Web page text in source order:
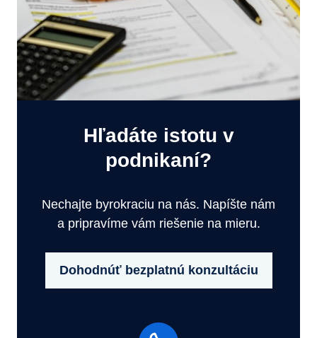
Hľadáte istotu v
podnikaní?
Nechajte byrokraciu na nás. Napíšte nám
a pripravíme vám riešenie na mieru.
Dohodnúť bezplatnú konzultáciu